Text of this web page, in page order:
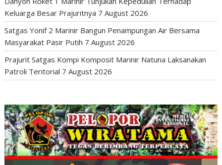
Keluarga Besar Prajuritnya 7 August 2026
Satgas Yonif 2 Marinir Bangun Penampungan Air Bersama
Masyarakat Pasir Putih 7 August 2026
Prajurit Satgas Kompi Komposit Marinir Natuna Laksanakan
Patroli Teritorial 7 August 2026